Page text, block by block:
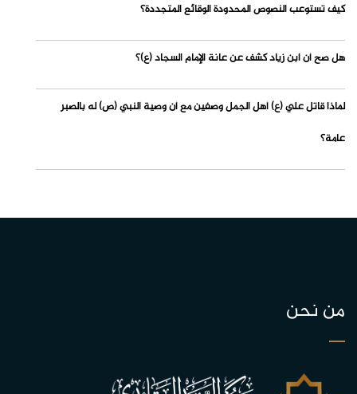
كيف تستوعب النصوص المحدودة الوقائع المتجددة؟
هل صح أن ابن زياد كشف عن عانة الإمام السجاد (ع)؟
لماذا قاتل علي (ع) أهل الجمل وصفين مع أن وصية النبي (ص) له بالصبر
عامة؟
من نحن